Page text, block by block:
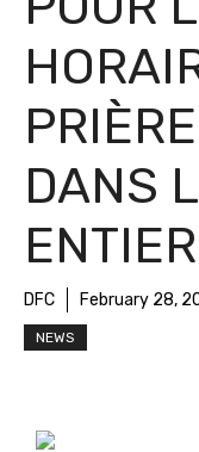
DANS
DFC February 28,
NEWS